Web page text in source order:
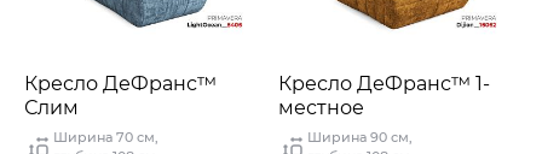
Кресло ДеФранс™️
Слим
Ширина 70 см,
Кресло ДеФранс™️ 1-
местное
Ширина 90 см,